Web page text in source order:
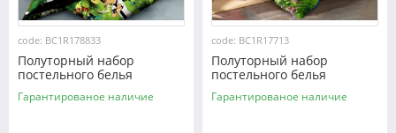
code: BC1R178833
Полуторный набор
постельного белья
150*220 из Ранфорса
№178833 Черешенка™
Гарантированое наличие
code: BC1R17713
Полуторный набор
постельного белья
150*220 из Ранфорса
№17713 Черешенка™
Гарантированое наличие